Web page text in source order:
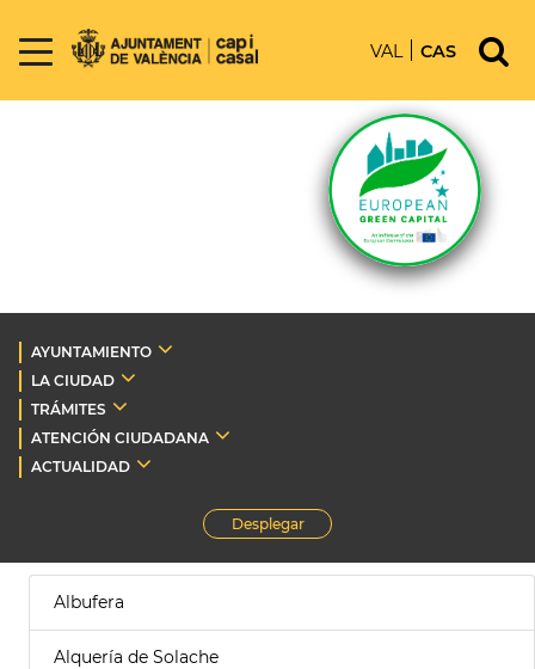
VAL CAS
AYUNTAMIENTO
LA CIUDAD
TRÁMITES
ATENCIÓN CIUDADANA
ACTUALIDAD
Desplegar
Albufera
Alquería de Solache